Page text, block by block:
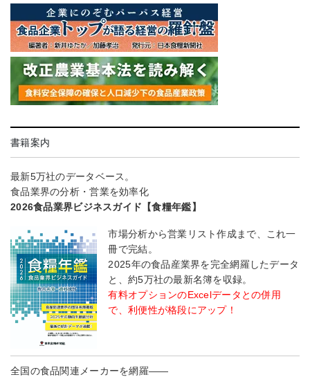
書籍案内
最新5万社のデータベース。
食品業界の分析・営業を効率化
2026食品業界ビジネスガイド【食糧年鑑】
市場分析から営業リスト作成まで、これ一
冊で完結。
2025年の食品産業界を完全網羅したデータ
と、約5万社の最新名簿を収録。
有料オプションのExcelデータとの併用
で、利便性が格段にアップ！
全国の食品関連メーカーを網羅――